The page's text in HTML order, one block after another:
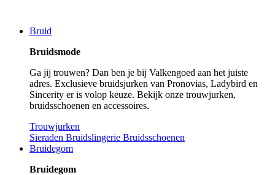
Bruid
Bruidsmode
Ga jij trouwen? Dan ben je bij Valkengoed aan het juiste
adres. Exclusieve bruidsjurken van Pronovias, Ladybird en
Sincerity er is volop keuze. Bekijk onze trouwjurken,
bruidsschoenen en accessoires.
Trouwjurken
Sieraden Bruidslingerie Bruidsschoenen
Bruidegom
Bruidegom